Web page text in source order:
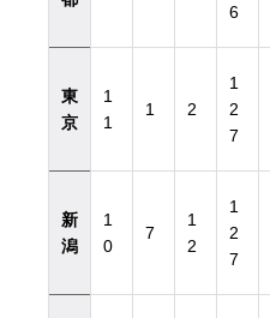
6
東
京
1
1
1 2
1
2
7
新
潟
1
0
7
1
2
1
2
7